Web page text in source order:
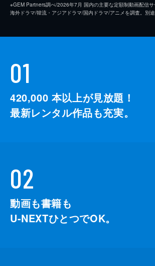
※GEM Partners調べ/2026年7⽉ 国内の主要な定額制動画配信
海外ドラマ/韓流・アジアドラマ/国内ドラマ/アニメを調査。別途
01
420,000 本以上が見放題！
最新レンタル作品も充実。
02
動画も書籍も
U-NEXTひとつでOK。